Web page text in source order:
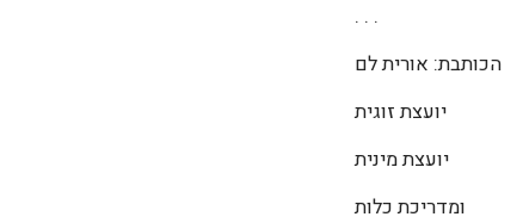
. . .
הכותבת: אורית לם
יועצת זוגית
יועצת מינית
ומדריכת כלות